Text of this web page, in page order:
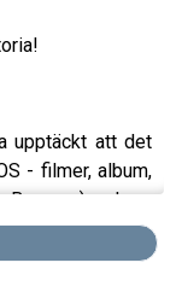
upptäckt att det
- filmer, album,
och nu
finns mer av är
om en av dem.